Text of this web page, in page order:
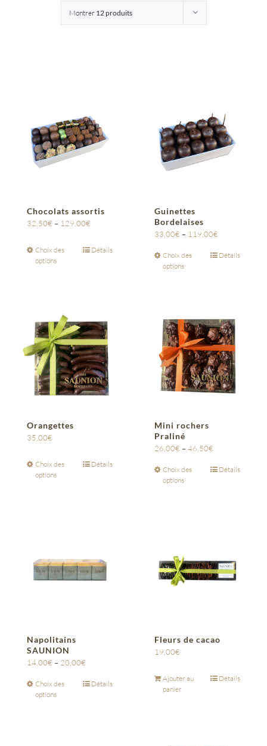
Montrer 12 produits
Chocolats assortis
32,50€ – 129,00€
Choix des
options
Détails
Guinettes
Bordelaises
33,00€ – 119,00€
Choix des
options
Détails
Orangettes
35,00€
Choix des
options
Détails
Mini rochers
Praliné
26,00€ – 46,50€
Choix des
options
Détails
Napolitains
SAUNION
14,00€ – 20,00€
Choix des
options
Détails
Fleurs de cacao
19,00€
Ajouter au
panier
Détails